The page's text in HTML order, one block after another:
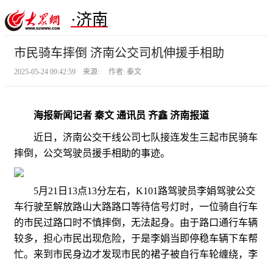
·济南
市民骑车摔倒 济南公交司机伸援手相助
2025-05-24 09:42:59 来源: 作者: 秦文
海报新闻记者 秦文 通讯员 齐鑫 济南报道
近日，济南公交干线公司七队接连发生三起市民骑车
摔倒，公交驾驶员援手相助的事迹。
5月21日13点13分左右，K101路驾驶员李娟驾驶公交
车行驶至解放路山大路路口等待信号灯时，一位骑自行车
的市民过路口时不慎摔倒，无法起身。由于路口通行车辆
较多，担心市民出现危险，于是李娟当即停稳车辆下车帮
忙。来到市民身边才发现市民的裙子被自行车轮缠绕，李